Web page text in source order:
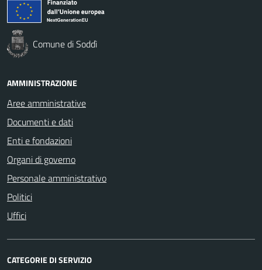
Comune di Soddì
AMMINISTRAZIONE
Aree amministrative
Documenti e dati
Enti e fondazioni
Organi di governo
Personale amministrativo
Politici
Uffici
CATEGORIE DI SERVIZIO